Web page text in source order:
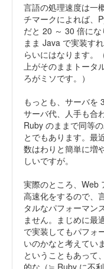
言語の処理速度は一
チマークによれば、
だと 20 ～ 30 倍に
まま Java で実装す
らいにはなります。
上がそのままトータ
ろがミソです。）
もっとも、サーバを
サーバ代、人手も合
Ruby のままで同等
とでもあります。最
数はわりと簡単に増
しいですが。
実際のところ、Web
高速化をするので、
タルなパフォーマン
ません。まじめに最
で実装してもパフォ
いのかなと考えてい
ということもあって
的な（≒ Ruby に不